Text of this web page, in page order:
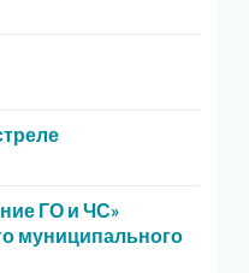
ГО и ЧС»
муниципального